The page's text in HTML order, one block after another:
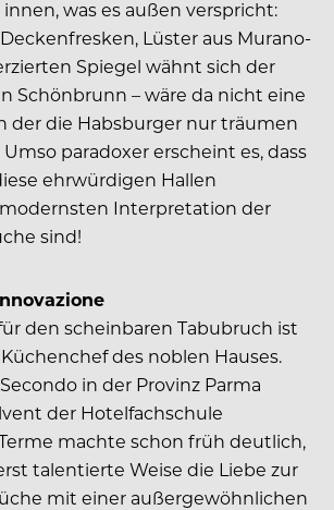
was es außen verspricht:
Lüster aus Murano-
Spiegel wähnt sich der
Schönbrunn – wäre da nicht eine
der die Habsburger nur träumen
paradoxer erscheint es, dass
ehrwürdigen Hallen
Interpretation der
sind!
den scheinbaren Tabubruch ist
des noblen Hauses.
in der Provinz Parma
der Hotelfachschule
machte schon früh deutlich,
talentierte Weise die Liebe zur
mit einer außergewöhnlichen